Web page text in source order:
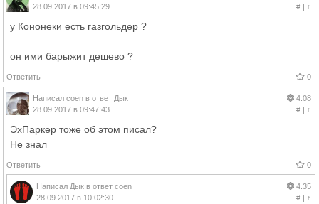
28.09.2017 в 09:45:29
#| ↑
у Кононеки есть газгольдер ?
он ими барыжит дешево ?
Ответить 0
Написал coen в ответ Дык
28.09.2017 в 09:47:43
4.08
#| ↑
ЭхПаркер тоже об этом писал?
Не знал
Ответить 0
Написал Дык в ответ coen
28.09.2017 в 10:02:30
4.35
#| ↑